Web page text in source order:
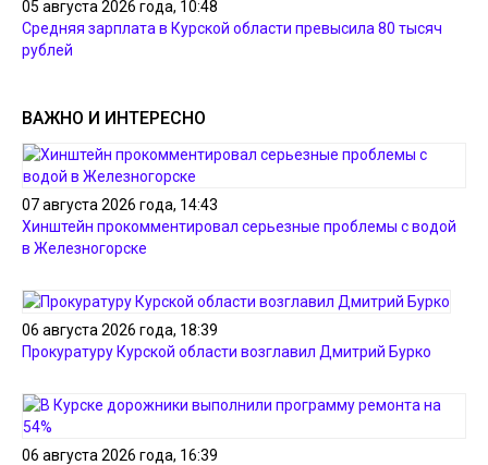
05 августа 2026 года, 10:48
Средняя зарплата в Курской области превысила 80 тысяч
рублей
ВАЖНО И ИНТЕРЕСНО
07 августа 2026 года, 14:43
Хинштейн прокомментировал серьезные проблемы с водой
в Железногорске
06 августа 2026 года, 18:39
Прокуратуру Курской области возглавил Дмитрий Бурко
06 августа 2026 года, 16:39